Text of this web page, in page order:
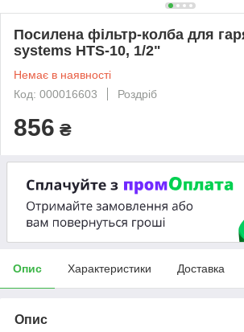
Посилена фільтр-колба для
systems HTS-10, 1/2"
Немає в наявності
Код: 000016603
Роздріб
856 ₴
Опис Характеристики Доставка
Опис